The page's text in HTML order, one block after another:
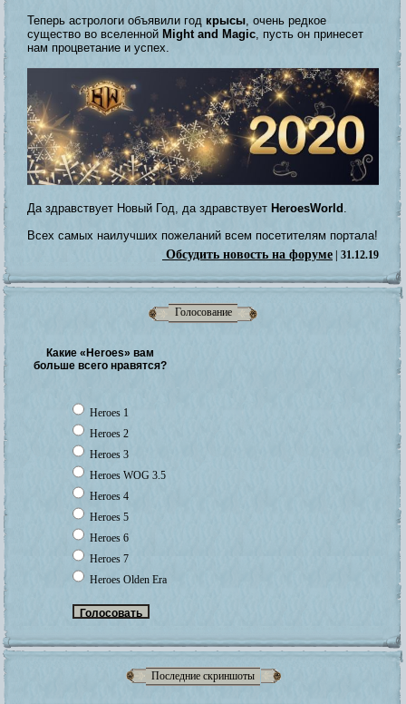
Голосование
Какие «Heroes» вам
больше всего нравятся?
Heroes 1
Heroes 2
Heroes 3
Heroes WOG 3.5
Heroes 4
Heroes 5
Heroes 6
Heroes 7
Heroes Olden Era
Последние скриншоты
Теперь астрологи объявили год крысы очень редкое
существо во вселенной Might and Magic пусть он принесет
нам процветание и успех.
Да здравствует Новый Год, да здравствует HeroesWorld .
Всех самых наилучших пожеланий всем посетителям портала!
Обсудить новость на форуме | 31.12.19